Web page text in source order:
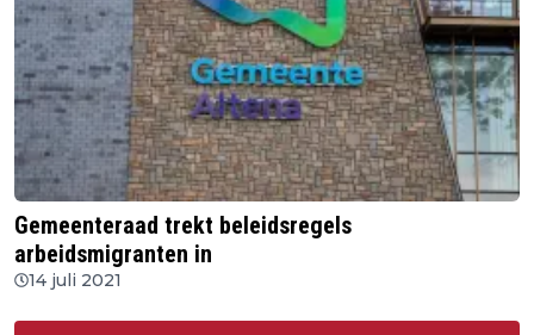
Gemeenteraad trekt beleidsregels
arbeidsmigranten in
14 juli 2021